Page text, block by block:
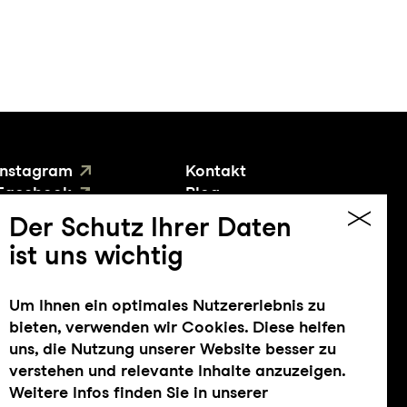
YouTube
Kontakt
Blog
Presse
Der Schutz Ihrer Daten
ist uns wichtig
Um Ihnen ein optimales Nutzererlebnis zu
bieten, verwenden wir Cookies. Diese helfen
uns, die Nutzung unserer Website besser zu
verstehen und relevante Inhalte anzuzeigen.
Weitere Infos finden Sie in unserer